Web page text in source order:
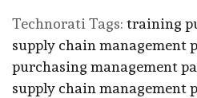
Technorati Tags: training
supply chain management
purchasing management
supply chain management